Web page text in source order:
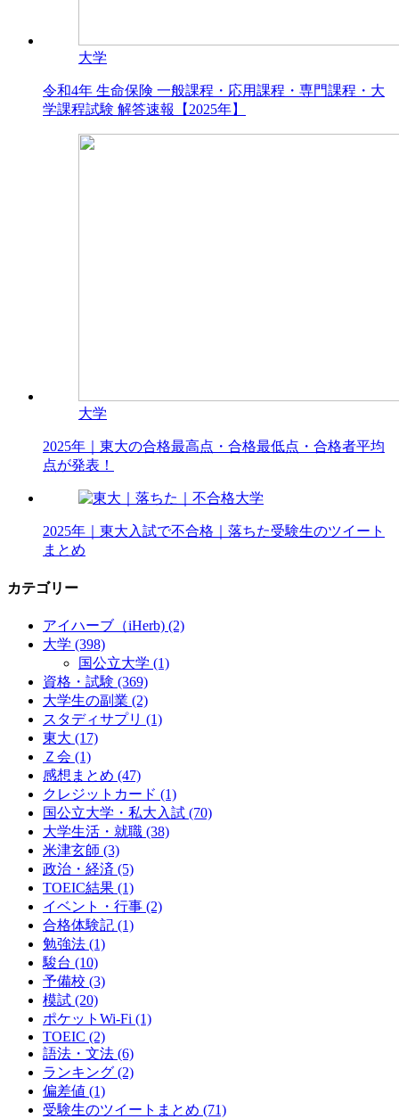
大学
令和4年 生命保険 一般課程・応用課程・専門課程・大
学課程試験 解答速報【2025年】
大学
2025年｜東大の合格最高点・合格最低点・合格者平均
点が発表！
大学
2025年｜東大入試で不合格｜落ちた受験生のツイート
まとめ
カテゴリー
アイハーブ（iHerb) (2)
大学 (398)
国公立大学 (1)
資格・試験 (369)
大学生の副業 (2)
スタディサプリ (1)
東大 (17)
Ｚ会 (1)
感想まとめ (47)
クレジットカード (1)
国公立大学・私大入試 (70)
大学生活・就職 (38)
米津玄師 (3)
政治・経済 (5)
TOEIC結果 (1)
イベント・行事 (2)
合格体験記 (1)
勉強法 (1)
駿台 (10)
予備校 (3)
模試 (20)
ポケットWi-Fi (1)
TOEIC (2)
語法・文法 (6)
ランキング (2)
偏差値 (1)
受験生のツイートまとめ (71)